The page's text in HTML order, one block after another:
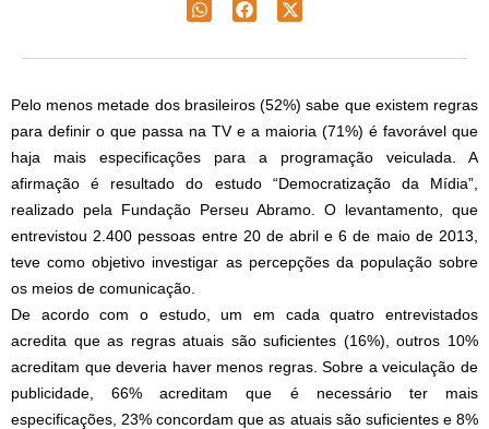
Pelo menos metade dos brasileiros (52%) sabe que existem regras
para definir o que passa na TV e a maioria (71%) é favorável que
haja mais especificações para a programação veiculada. A
afirmação é resultado do estudo “Democratização da Mídia”,
realizado pela Fundação Perseu Abramo. O levantamento, que
entrevistou 2.400 pessoas entre 20 de abril e 6 de maio de 2013,
teve como objetivo investigar as percepções da população sobre
os meios de comunicação.
De acordo com o estudo, um em cada quatro entrevistados
acredita que as regras atuais são suficientes (16%), outros 10%
acreditam que deveria haver menos regras. Sobre a veiculação de
publicidade, 66% acreditam que é necessário ter mais
especificações, 23% concordam que as atuais são suficientes e 8%